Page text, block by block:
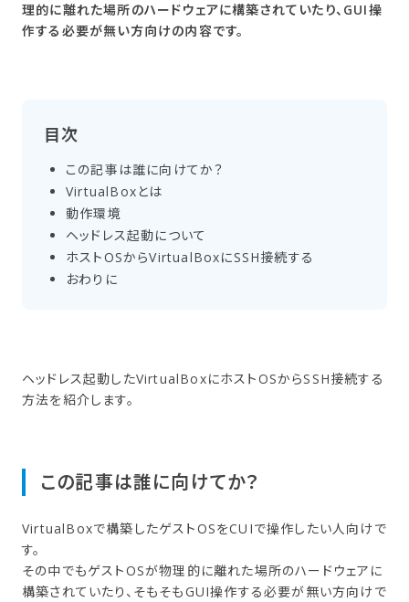
理的に離れた場所のハードウェアに構築されていたり、GUI操
作する必要が無い方向けの内容です。
目次
この​記事は​誰に​向けてか？
VirtualBoxとは
動作環境
ヘッドレス起動に​ついて
ホストOSから​VirtualBoxに​SSH接続する
おわりに
ヘッドレス起動したVirtualBoxにホストOSからSSH接続する
方法を紹介します。
この​記事は​誰に​向けてか？
VirtualBoxで構築したゲストOSをCUIで操作したい人向けで
す。
その中でもゲストOSが物理的に離れた場所のハードウェアに
構築されていたり、そもそもGUI操作する必要が無い方向けで